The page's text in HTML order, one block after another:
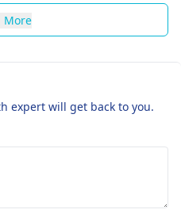
More
expert will get back to you.